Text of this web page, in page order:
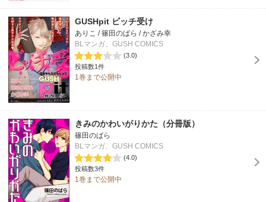
GUSHpit ビッチ受け
ありこ / 篠田のばら / かざみ幸
BLマンガ、GUSH COMICS
(3.0)
投稿数1件
1巻まで公開中
きみのかわいがりかた（分冊版）
篠田のばら
BLマンガ、GUSH COMICS
(4.0)
投稿数3件
1巻まで公開中